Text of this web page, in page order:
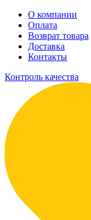
О компании
Оплата
Возврат товара
Доставка
Контакты
Контроль качества